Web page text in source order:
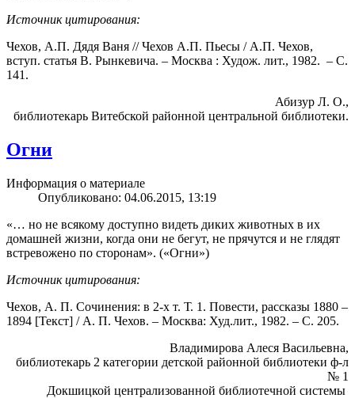
Источник цитирования:
Чехов, А.П. Дядя Ваня // Чехов А.П. Пьесы / А.П. Чехов,
вступ. статья В. Рынкевича. – Москва : Худож. лит., 1982. – С.
141.
Абизур Л. О.,
библиотекарь Витебской районной центральной библиотеки.
Огни
Информация о материале
Опубликовано: 04.06.2015, 13:19
«… но не всякому доступно видеть диких животных в их
домашней жизни, когда они не бегут, не прячутся и не глядят
встревожено по сторонам». («Огни»)
Источник цитирования:
Чехов, А. П. Сочинения: в 2-х т. Т. 1. Повести, рассказы 1880 –
1894 [Текст] / А. П. Чехов. – Москва: Худ.лит., 1982. – С. 205.
Владимирова Алеся Васильевна,
библиотекарь 2 категории детской районной библиотеки ф-л
№ 1
Докшицкой централизованной библиотечной системы